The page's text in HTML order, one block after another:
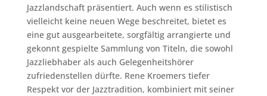
Jazzlandschaft präsentiert. Auch wenn es stilistisch
vielleicht keine neuen Wege beschreitet, bietet es
eine gut ausgearbeitete, sorgfältig arrangierte und
gekonnt gespielte Sammlung von Titeln, die sowohl
Jazzliebhaber als auch Gelegenheitshörer
zufriedenstellen dürfte. Rene Kroemers tiefer
Respekt vor der Jazztradition, kombiniert mit seiner